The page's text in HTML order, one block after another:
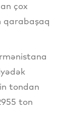
çox
qarabaşaq
tondan
ton